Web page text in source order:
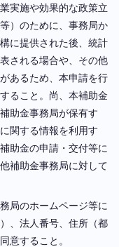
実施や効果的な政策立
）のために、事務局か
に提供された後、統計
される場合や、その他
あるため、本申請を行
ること。尚、本補助金
助金事務局が保有す
関する情報を利用す
助金の申請・交付等に
補助金事務局に対して
局のホームページ等に
、法人番号、住所（都
意すること。